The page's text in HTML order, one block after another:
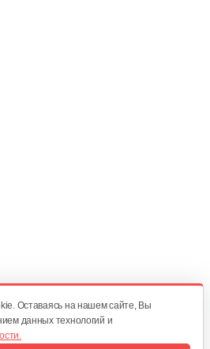
Смотреть
аккумуляторный AL-KO HT…
Оставаясь на нашем сайте, Вы
данных технологий и